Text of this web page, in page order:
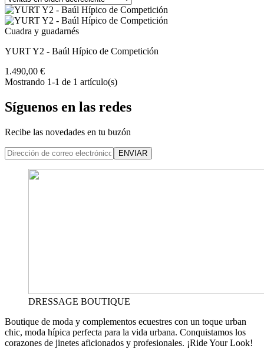
Cuadra y guadarnés
YURT Y2 - Baúl Hípico de Competición
1.490,00 €
Mostrando 1-1 de 1 artículo(s)
Síguenos en las redes
Recibe las novedades en tu buzón
ENVIAR
DRESSAGE BOUTIQUE
Boutique de moda y complementos ecuestres con un toque urban
chic, moda hípica perfecta para la vida urbana. Conquistamos los
corazones de jinetes aficionados y profesionales. ¡Ride Your Look!